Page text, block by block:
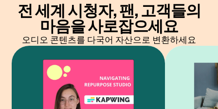
전 세계 시청자, 팬, 고객들의
마음을 사로잡으세요
오디오 콘텐츠를 다국어 자산으로 변환하세요